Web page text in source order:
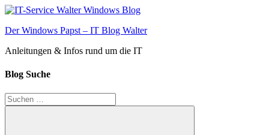
Zum
springen
Der Windows Papst – IT Blog Walter
Anleitungen & Infos rund um die IT
Blog Suche
Suchen
nach: